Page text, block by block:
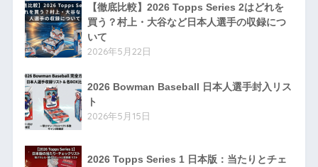
【徹底比較】2026 Topps Series 2はどれを
買う？村上・大谷など日本人選手の収録につ
いて
2026年5月22日
2026 Bowman Baseball 日本人選手封入リス
ト
2026年5月15日
2026 Topps Series 1 日本版：当たりとチェ